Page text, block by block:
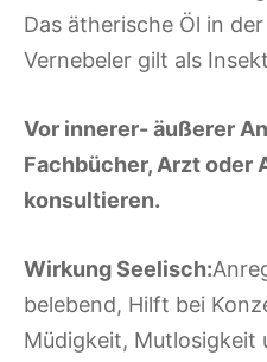
Das ätherische Öl in
Vernebeler gilt als
Vor innerer- äußerer
Fachbücher, Arzt oder
konsultieren.
Wirkung Seelisch:
belebend, Hilft bei
Müdigkeit, Mutlosigkeit